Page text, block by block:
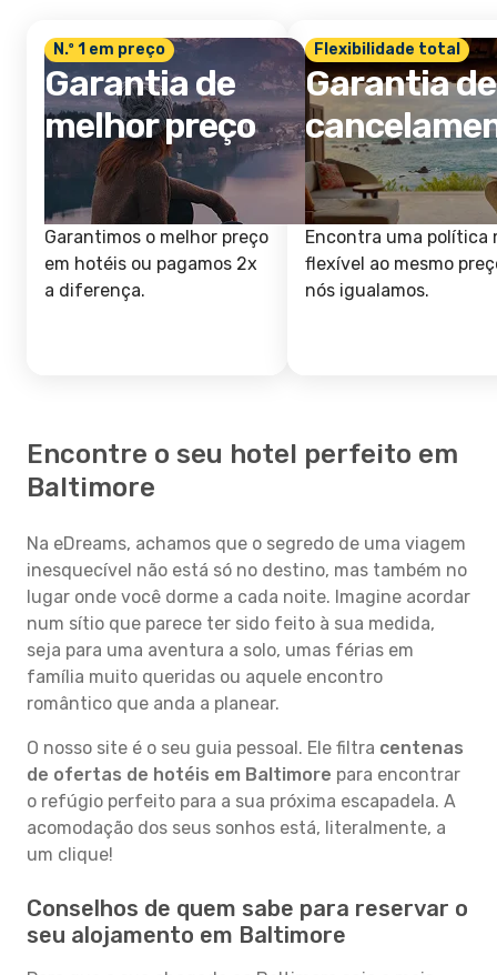
N.º 1 em preço
Garantia de
melhor preço
Garantimos o melhor preço
em hotéis ou pagamos 2x
a diferença.
Flexibilidade total
Garantia de
Encontra uma política
flexível ao mesmo
nós igualamos.
Encontre o seu hotel perfeito em
Baltimore
Na eDreams, achamos que o segredo de uma viagem
inesquecível não está só no destino, mas também no
lugar onde você dorme a cada noite. Imagine acordar
num sítio que parece ter sido feito à sua medida,
seja para uma aventura a solo, umas férias em
família muito queridas ou aquele encontro
romântico que anda a planear.
O nosso site é o seu guia pessoal. Ele filtra centenas
de ofertas de hotéis em Baltimore para encontrar
o refúgio perfeito para a sua próxima escapadela. A
acomodação dos seus sonhos está, literalmente, a
um clique!
Conselhos de quem sabe para reservar o
seu alojamento em Baltimore